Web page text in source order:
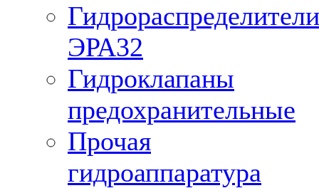
Гидрораспределители
ЭРА32
Гидроклапаны
предохранительные
Прочая
гидроаппаратура